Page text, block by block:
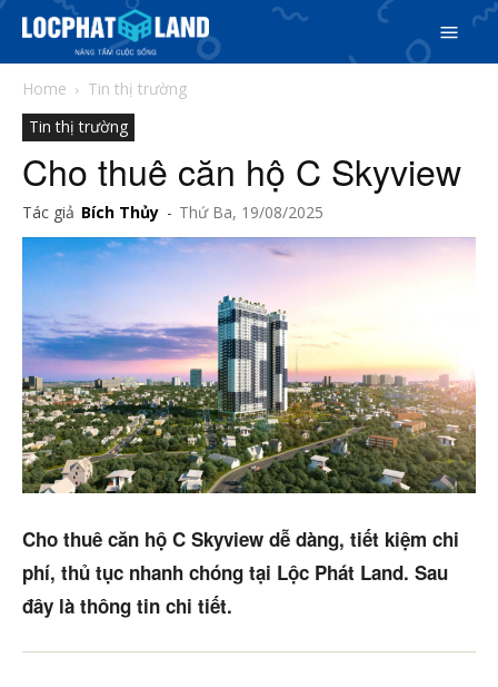
Search
5/5(1 Review)
Phiên bản cập nhật V3
& tìm kiếm nhanh chóng hơn
Trang chủ
Dự án
Mua bán
Cho thuê
Home
Tin thị trường
Tin thị trường
Cho thuê căn hộ C Skyview
Tác giả Bích Thủy - Thứ Ba, 19/08/2025
Cho thuê căn hộ C Skyview dễ dàng, tiết kiệm chi
phí, thủ tục nhanh chóng tại Lộc Phát Land. Sau
đây là thông tin chi tiết.